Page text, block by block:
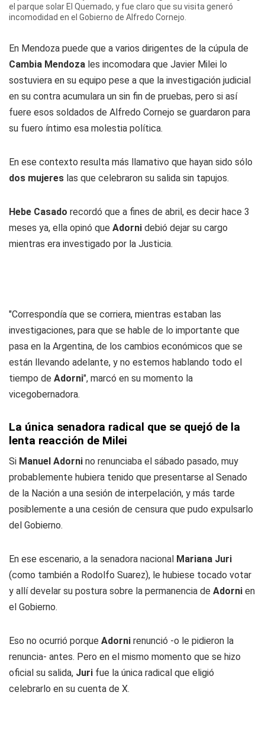
el parque solar El Quemado, y fue claro que su visita generó
incomodidad en el Gobierno de Alfredo Cornejo.
En Mendoza puede que a varios dirigentes de la cúpula de
Cambia Mendoza les incomodara que Javier Milei lo
sostuviera en su equipo pese a que la investigación judicial
en su contra acumulara un sin fin de pruebas, pero si así
fuere esos soldados de Alfredo Cornejo se guardaron para
su fuero íntimo esa molestia política.
En ese contexto resulta más llamativo que hayan sido sólo
dos mujeres las que celebraron su salida sin tapujos.
Hebe Casado recordó que a fines de abril, es decir hace 3
meses ya, ella opinó que Adorni debió dejar su cargo
mientras era investigado por la Justicia.
"Correspondía que se corriera, mientras estaban las
investigaciones, para que se hable de lo importante que
pasa en la Argentina, de los cambios económicos que se
están llevando adelante, y no estemos hablando todo el
tiempo de Adorni", marcó en su momento la
vicegobernadora.
La única senadora radical que se quejó de la
lenta reacción de Milei
Si Manuel Adorni no renunciaba el sábado pasado, muy
probablemente hubiera tenido que presentarse al Senado
de la Nación a una sesión de interpelación, y más tarde
posiblemente a una cesión de censura que pudo expulsarlo
del Gobierno.
En ese escenario, a la senadora nacional Mariana Juri
(como también a Rodolfo Suarez), le hubiese tocado votar
y allí develar su postura sobre la permanencia de Adorni en
el Gobierno.
Eso no ocurrió porque Adorni renunció -o le pidieron la
renuncia- antes. Pero en el mismo momento que se hizo
oficial su salida, Juri fue la única radical que eligió
celebrarlo en su cuenta de X.